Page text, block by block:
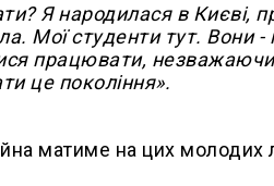
Я народилася в Києві,
Мої студенти тут. Вони
працювати, незважаючи
це покоління».
матиме на цих молодих